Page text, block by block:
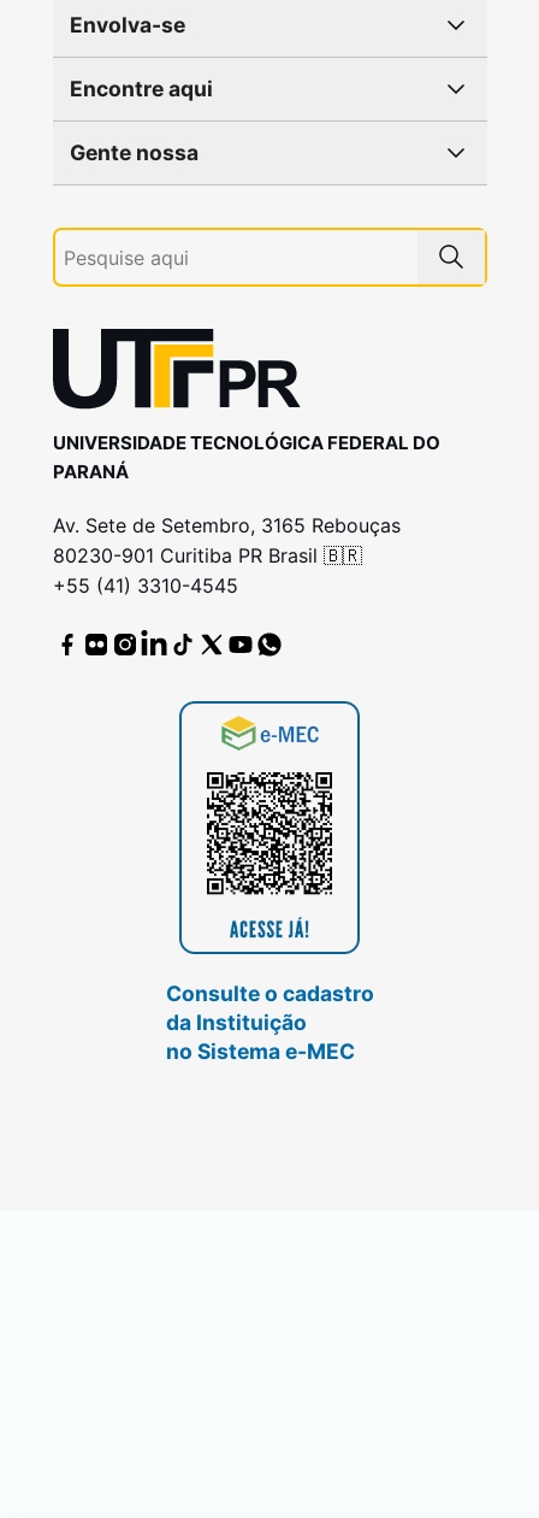
Envolva-se
Encontre aqui
Gente nossa
UNIVERSIDADE TECNOLÓGICA FEDERAL DO
PARANÁ
Av. Sete de Setembro, 3165 Rebouças
80230-901 Curitiba PR Brasil 🇧🇷
+55 (41) 3310-4545
Consulte o cadastro
da Instituição
no Sistema e-MEC